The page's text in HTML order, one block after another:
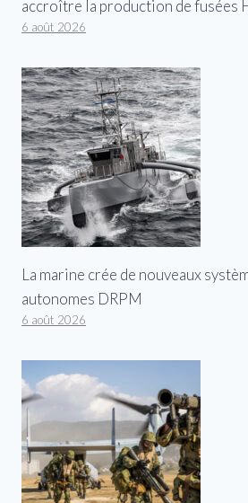
accroître la production de fusées
6 août 2026
La marine crée de nouveaux
autonomes DRPM
6 août 2026